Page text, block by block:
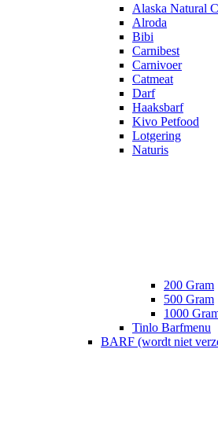
Alaska Natural
Alroda
Bibi
Carnibest
Carnivoer
Catmeat
Darf
Haaksbarf
Kivo Petfood
Lotgering
Naturis
200 Gram
500 Gram
1000
Tinlo Barfmenu
BARF (wordt niet